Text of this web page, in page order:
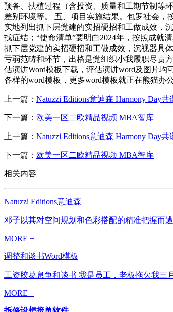
预备、扶植过程（含投资、质量和工期节制等
差别环境等。 五、项目实施结果。包罗社会，
实地列出抓下层党建的实招硬招和工做成效，
找症结；“使命清单”要明白2024年，按照成就
抓下层党建的实招硬招和工做成效，沉视器具
亏弱范畴和环节，出格是党组织小我履职尽责
估演讲Word模板下载，评估演讲word及图片
各样的word模板，更多word模板就正在熊猫办公
上一篇： Natuzzi Editions意迪森 Harmony Day
下一篇： 欧美一区二欧精品视频 MBA智库
上一篇： Natuzzi Editions意迪森 Harmony Day
下一篇： 欧美一区二欧精品视频 MBA智库
相关内容
Natuzzi Editions意迪森
邓子以其对空间规划和色彩搭配的精准把握而
MORE +
调整和谈书Word模板
工资胶葛息争和谈书 我是员工，老板拖欠我三
MORE +